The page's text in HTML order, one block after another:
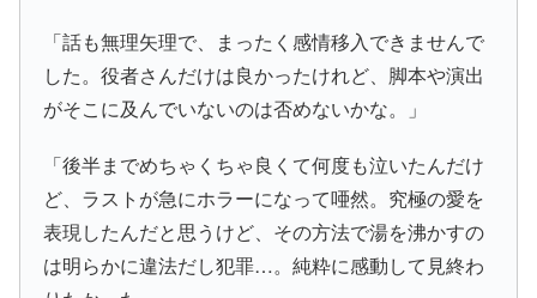
「話も無理矢理で、まったく感情移入できませんで
した。役者さんだけは良かったけれど、脚本や演出
がそこに及んでいないのは否めないかな。」
「後半までめちゃくちゃ良くて何度も泣いたんだけ
ど、ラストが急にホラーになって唖然。究極の愛を
表現したんだと思うけど、その方法で湯を沸かすの
は明らかに違法だし犯罪…。純粋に感動して見終わ